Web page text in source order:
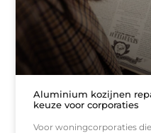
Aluminium kozijnen
keuze voor corporaties
Voor woningcorporaties